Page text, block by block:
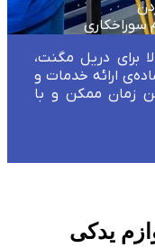
برای دریل مگنت،
ارائه خدمات و
زمان ممکن و با
یدکی